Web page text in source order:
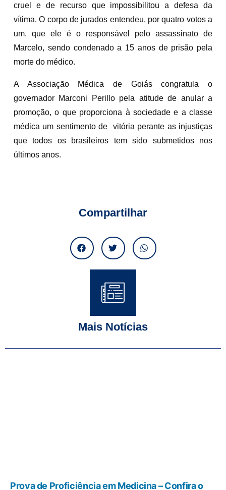
cruel e de recurso que impossibilitou a defesa da
vítima. O corpo de jurados entendeu, por quatro votos a
um, que ele é o responsável pelo assassinato de
Marcelo, sendo condenado a 15 anos de prisão pela
morte do médico.
A Associação Médica de Goiás congratula o
governador Marconi Perillo pela atitude de anular a
promoção, o que proporciona à sociedade e a classe
médica um sentimento de vitória perante as injustiças
que todos os brasileiros tem sido submetidos nos
últimos anos.
Compartilhar
Mais Notícias
Prova de Proficiência em Medicina – Confira o